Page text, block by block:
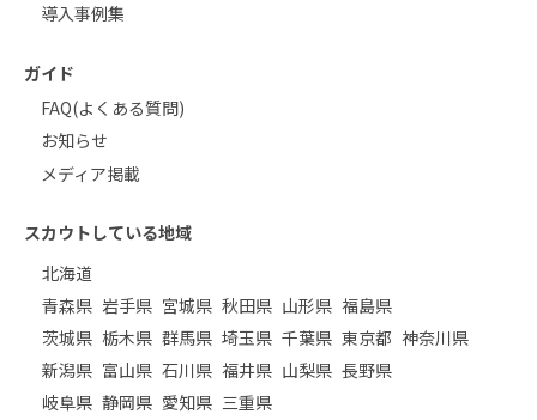
導入事例集
ガイド
FAQ(よくある質問)
お知らせ
メディア掲載
スカウトしている地域
北海道
青森県 岩手県 宮城県 秋田県 山形県 福島県
茨城県 栃木県 群馬県 埼玉県 千葉県 東京都 神奈川県
新潟県 富山県 石川県 福井県 山梨県 長野県
岐阜県 静岡県 愛知県 三重県